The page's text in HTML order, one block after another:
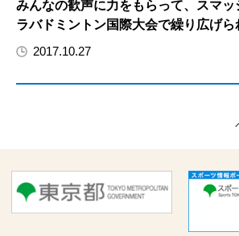
みんなの歓声に力をもらって、スマ
ラバドミントン国際大会で繰り広げ
2017.10.27